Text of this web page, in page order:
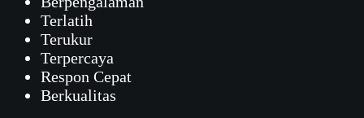
Terlatih
Terukur
Terpercaya
Respon Cepat
Berkualitas